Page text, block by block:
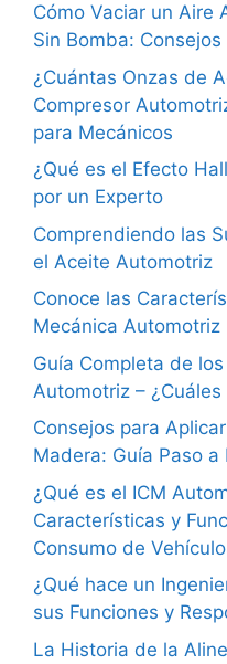
Cómo Vaciar un Aire
Sin Bomba:
¿Cuántas Onzas de
Compresor
para Mecánicos
¿Qué es el Efecto
por un Experto
Comprendiendo las
el Aceite Automotriz
Conoce las
Mecánica Automotriz
Guía Completa de
Automotriz –
Consejos para
Madera: Guía Paso a
¿Qué es el ICM
Características y
Consumo de
¿Qué hace un
sus Funciones y
La Historia de la